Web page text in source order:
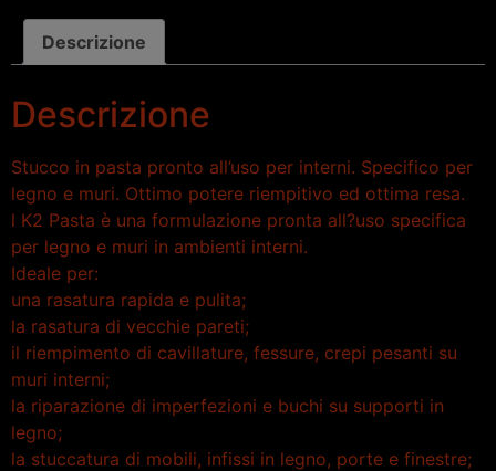
Descrizione
Descrizione
Stucco in pasta pronto all’uso per interni. Specifico per
legno e muri. Ottimo potere riempitivo ed ottima resa.
l K2 Pasta è una formulazione pronta all?uso specifica
per legno e muri in ambienti interni.
Ideale per:
una rasatura rapida e pulita;
la rasatura di vecchie pareti;
il riempimento di cavillature, fessure, crepi pesanti su
muri interni;
la riparazione di imperfezioni e buchi su supporti in
legno;
la stuccatura di mobili, infissi in legno, porte e finestre;